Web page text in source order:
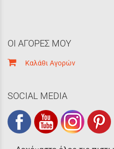
ΟΙ ΑΓΟΡΕΣ ΜΟΥ
Καλάθι Αγορών
SOCIAL MEDIA